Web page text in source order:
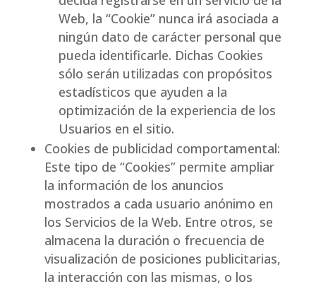
Web, la “Cookie” nunca irá asociada a
ningún dato de carácter personal que
pueda identificarle. Dichas Cookies
sólo serán utilizadas con propósitos
estadísticos que ayuden a la
optimización de la experiencia de los
Usuarios en el sitio.
Cookies de publicidad comportamental:
Este tipo de “Cookies” permite ampliar
la información de los anuncios
mostrados a cada usuario anónimo en
los Servicios de la Web. Entre otros, se
almacena la duración o frecuencia de
visualización de posiciones publicitarias,
la interacción con las mismas, o los